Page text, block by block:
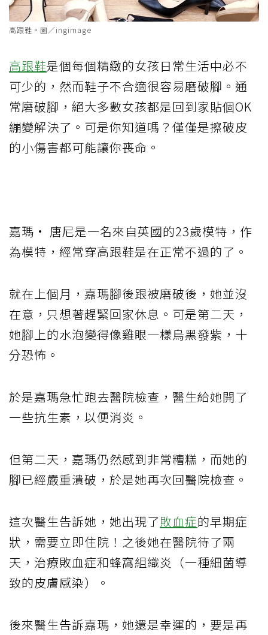
高跟鞋。圖／ingimage
高跟鞋是個每個精緻的女孩日常生活中必不
可少的，然而鞋子不合適很容易磨破腳。通
常磨破腳，絕大多數女孩都是回到家貼個OK
繃變解決了。可是你知道嗎？僅僅是擦破皮
的小傷害都可能讓你喪命。
嘉瑪· 唐尼是一名來自英國的23歲模特，作
為模特，經常穿高跟鞋是在正常不過的了。
就在上個月，嘉瑪腳後跟被磨破後，她並沒
在意，只想著趕緊回家休息。可是第二天，
她腳上的水泡變得像雞眼一樣烏黑發紫，十
分恐怖。
於是嘉瑪急忙跑去醫院檢查，醫生給她開了
一些抗生素，以便消炎。
但第二天，嘉瑪仍然感到非常糟糕，而她的
腳已經嚴重潰破，於是她再次回醫院檢查。
這次醫生告訴她，她出現了敗血症的早期症
狀，需要立即住院！之後她在醫院待了兩
天，治療敗血症和蜂窩組織炎（一種細菌導
致的皮膚感染）。
後來醫生告訴嘉瑪，她還是幸運的，要是再